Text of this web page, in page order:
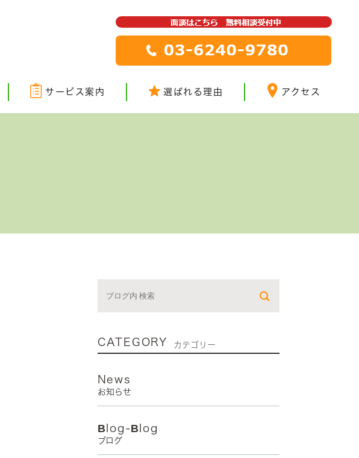
サービス案内
相続の手続きについて
選ばれる理由 アクセス
CATEGORY カテゴリー
News
お知らせ
Blog-Blog
ブログ